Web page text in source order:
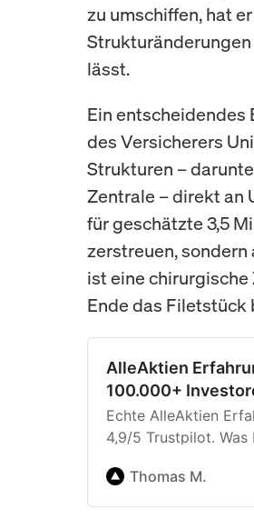
zu umschiffen, hat
lässt.
Ein entscheidendes
des Versicherers
Strukturen –
Zentrale – direkt an
für geschätzte 3,5
zerstreuen, sondern
ist eine
Ende das Filetstück
AlleAktien
100.000+
Echte AlleAktien
4,9/5 Trustpilot.
sagen.Thomas M.